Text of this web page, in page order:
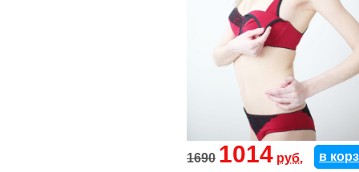
1690 1014 руб. в